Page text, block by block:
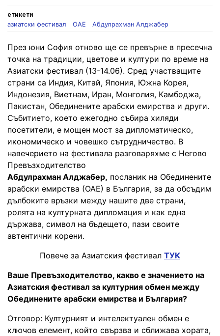
етикети
азиатски фестивал
ОАЕ Абдулрахман Алджабер
През юни София отново ще се превърне в пресечна
точка на традиции, цветове и култури по време на
Азиатски фестивал (13-14.06). Сред участващите
страни са Индия, Китай, Япония, Южна Корея,
Индонезия, Виетнам, Иран, Монголия, Камбоджа,
Пакистан, Обединените арабски емирства и други.
Събитието, което ежегодно събира хиляди
посетители, е мощен мост за дипломатическо,
икономическо и човешко сътрудничество. В
навечерието на фестивала разговаряхме с Негово
Превъзходителство
Абдулрахман Алджабер, посланик на Обединените
арабски емирства (ОАЕ) в България, за да обсъдим
дълбоките връзки между нашите две страни,
ролята на културната дипломация и как една
държава, символ на бъдещето, пази своите
автентични корени.
Повече за Азиатския фестивал ТУК
Ваше Превъзходителство, какво е значението на
Азиатския фестивал за културния обмен между
Обединените арабски емирства и България?
Отговор: Културният и интелектуален обмен е
ключов елемент, който свързва и сближава хората,